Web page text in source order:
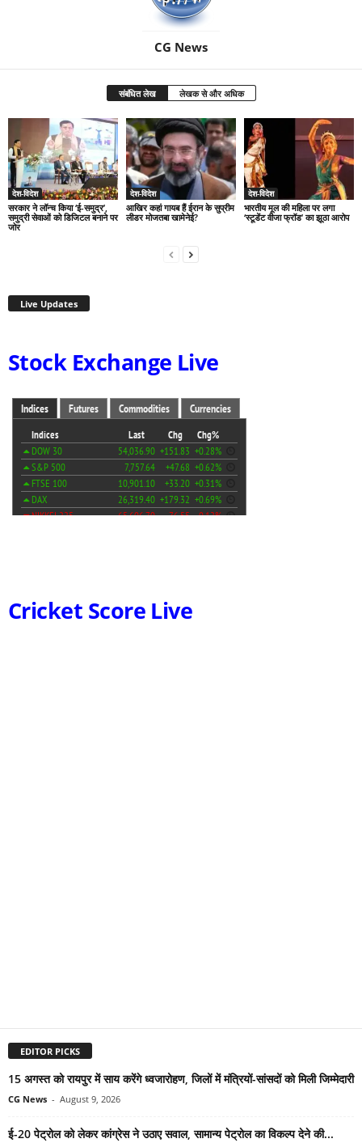
CG News
संबंधित लेख लेखक से और अधिक
देश-विदेश
सरकार ने लॉन्च किया ‘ई-समुद्र’,
समुद्री सेवाओं को डिजिटल बनाने पर
जोर
देश-विदेश
आखिर कहां गायब हैं ईरान के सुप्रीम
लीडर मोजतबा खामेनेई?
देश-विदेश
भारतीय मूल की महिला पर लगा
‘स्टूडेंट वीजा फ्रॉड’ का झूठा आरोप
Live Updates
Stock Exchange Live
Cricket Score Live
EDITOR PICKS
15 अगस्त को रायपुर में साय करेंगे ध्वजारोहण, जिलों में मंत्रियों-सांसदों को मिली जिम्मेदारी
CG News - August 9, 2026
ई-20 पेट्रोल को लेकर कांग्रेस ने उठाए सवाल, सामान्य पेट्रोल का विकल्प देने की...